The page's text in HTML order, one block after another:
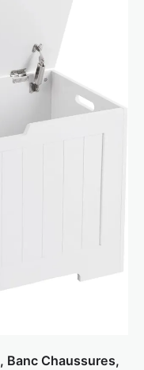
Banc Chaussures,